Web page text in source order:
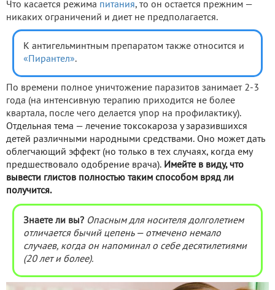
Что касается режима питания, то он остается прежним —
никаких ограничений и диет не предполагается.
К антигельминтным препаратом также относится и
«Пирантел».
По времени полное уничтожение паразитов занимает 2-3
года (на интенсивную терапию приходится не более
квартала, после чего делается упор на профилактику).
Отдельная тема — лечение токсокароза у заразившихся
детей различными народными средствами. Оно может дать
облегчающий эффект (но только в тех случаях, когда ему
предшествовало одобрение врача). Имейте в виду, что
вывести глистов полностью таким способом вряд ли
получится.
Знаете ли вы? Опасным для носителя долголетием
отличается бычий цепень — отмечено немало
случаев, когда он напоминал о себе десятилетиями
(20 лет и более).